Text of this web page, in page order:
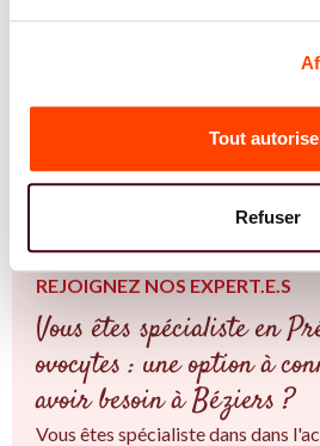
Tout
Refuser
découvrez leurs conseils adaptés à
REJOIGNEZ NOS EXPERT.E.S
Vous êtes spécialiste en
ovocytes : une option à
avoir besoin à Béziers ?
Vous êtes spécialiste dans dans